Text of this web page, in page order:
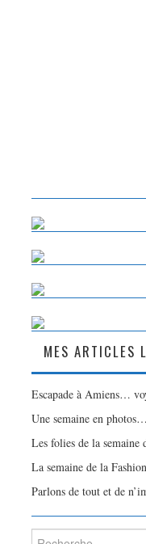
MES ARTICLES
Escapade à Amiens…
Une semaine en photos…
Les folies de la
La semaine de la
Parlons de tout et de
Rechercher :